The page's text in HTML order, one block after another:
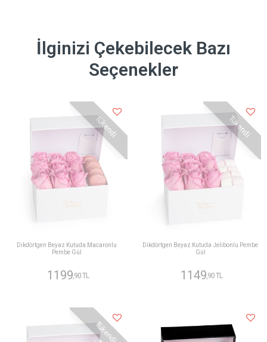
İlginizi Çekebilecek Bazı
Seçenekler
Tükendi
Dikdörtgen Beyaz Kutuda Macaronlu
Pembe Gül
1199 ,90 TL
Tükendi
Dikdörtgen Beyaz Kutuda Jelibonlu Pembe
Gül
1149 ,90 TL
Tükendi